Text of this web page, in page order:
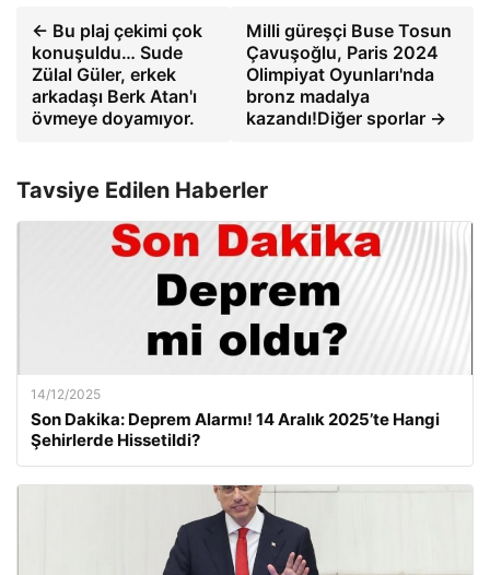
← Bu plaj çekimi çok
konuşuldu… Sude
Zülal Güler, erkek
arkadaşı Berk Atan'ı
övmeye doyamıyor.
Milli güreşçi Buse Tosun
Çavuşoğlu, Paris 2024
Olimpiyat Oyunları'nda
bronz madalya
kazandı!Diğer sporlar →
Tavsiye Edilen Haberler
14/12/2025
Son Dakika: Deprem Alarmı! 14 Aralık 2025’te Hangi
Şehirlerde Hissetildi?